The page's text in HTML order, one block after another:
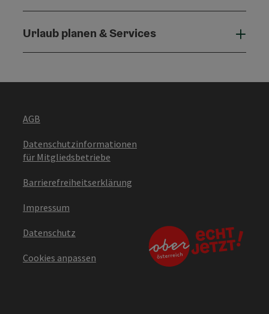
Urlaub planen & Services
AGB
Datenschutzinformationen
für Mitgliedsbetriebe
Barrierefreiheitserklärung
Impressum
Datenschutz
Cookies anpassen